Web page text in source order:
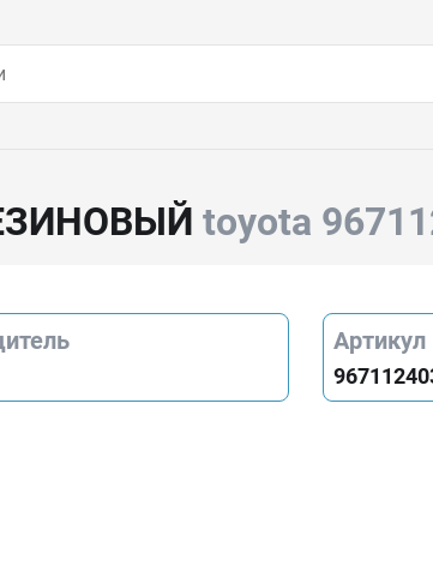
toyota
Артикул